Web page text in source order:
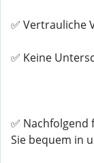
✅ Vertrauliche
✅ Keine
✅ Nachfolgend
Sie bequem in